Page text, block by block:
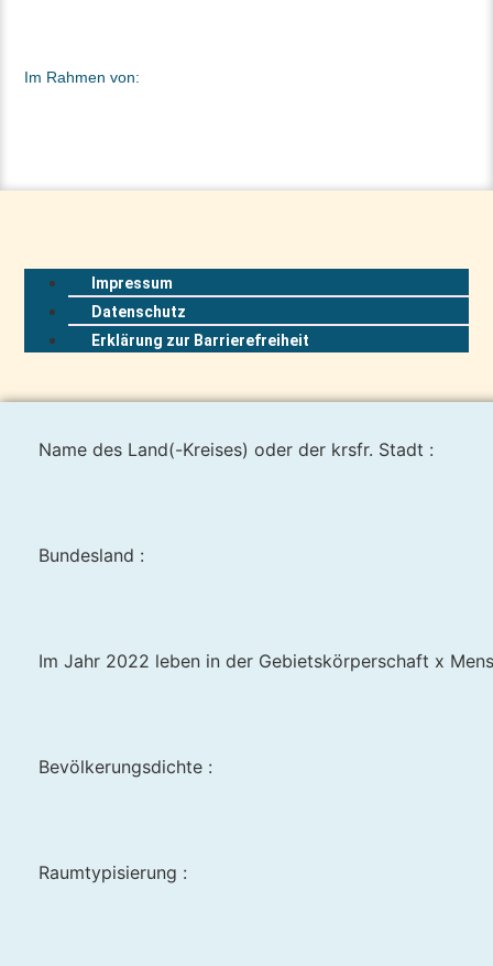
Im Rahmen von:
Impressum
Datenschutz
Erklärung zur Barrierefreiheit
Name des Land(-Kreises) oder der krsfr. Stadt :
Bundesland :
Im Jahr 2022 leben in der Gebietskörperschaft x
Bevölkerungsdichte :
Raumtypisierung :